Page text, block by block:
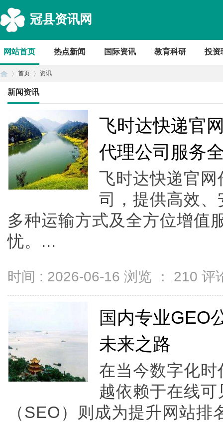
冠县资讯网
网站首页 热点新闻 国际资讯 教育科研 投资
首页
›
资讯
新闻资讯
飞时达快递官
代理公司服务
飞时达快递官
司，提供高效
多种运输方式及全方位增值
忧。...
时间 : 2026-06-16 浏览 ： 210 评
国内专业GEO
未来之路
在当今数字化
越依赖于在线
（SEO）则成为提升网站